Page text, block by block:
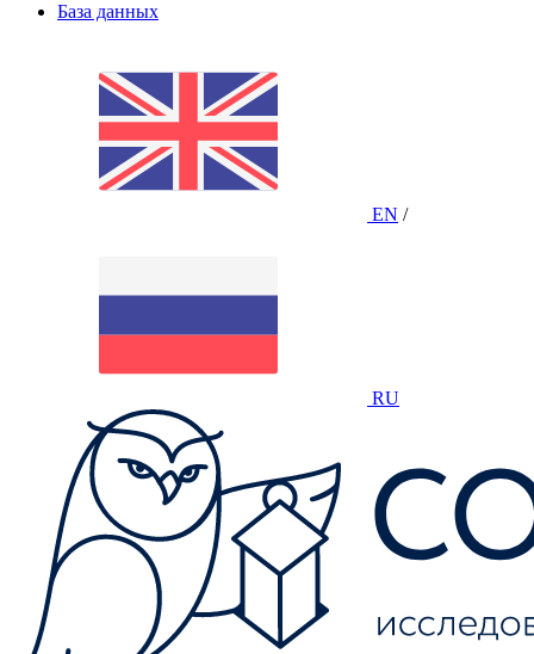
База данных
EN /
RU